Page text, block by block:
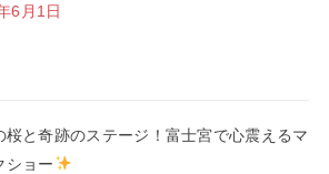
6月1日
桜と奇跡のステージ！富士宮で心震えるマ
ショー